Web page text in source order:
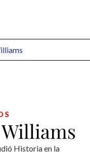
Historia en la